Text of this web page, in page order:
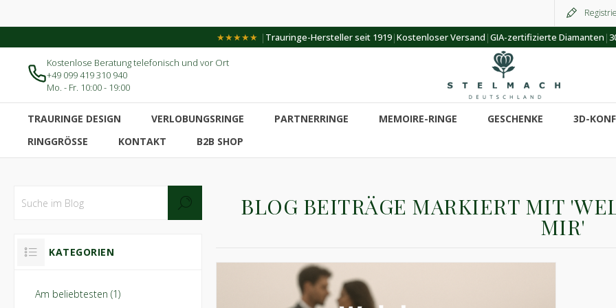
★★★★★ | Trauringe-Hersteller seit 1919|Kostenloser Versand |GIA-zertifizierte Diamanten |
Kostenlose Beratung telefonisch und vor Ort
+49 099 419 310 940
Mo. - Fr. 10:00 - 19:00
TRAURINGE DESIGN VERLOBUNGSRINGE PARTNERRINGE MEMOIRE-RINGE GESCHENKE 3D-
RINGGRÖSSE
KONTAKT B2B SHOP
BLOG BEITRÄGE MARKIERT MIT
MIR'
KATEGORIEN
Am beliebtesten (1)